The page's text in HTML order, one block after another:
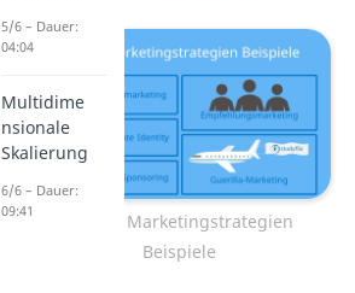
Offline Marketingstrategien
Beispiele
5/6 – Dauer:
04:04
Multidime
nsionale
Skalierung
6/6 – Dauer:
09:41